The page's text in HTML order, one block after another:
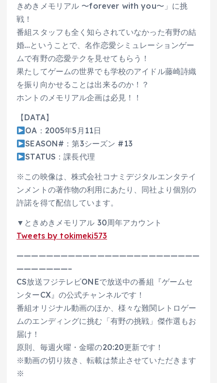
きめきメモリアル 〜forever with you〜」に挑
戦！
番組スタッフも全く知らされていなかった有野の結
婚…ということで、名作恋愛シミュレーションゲー
ムで有野の恋愛テクを見せてもらう！
果たしてゲームの世界でも学校のアイドル藤崎詩織
を振り向かせることは出来るのか！？
ホントのメモリアル企画は必見！！
【DATA】
OA：2005年5月11日
SEASON#：第3シーズン #13
STATUS：課長代理
※この映像は、株式会社コナミデジタルエンタテイ
ンメントの著作物の利用にあたり、同社より個別の
許諾を得て配信しています。
▼ときめきメモリアル 30周年アカウント
Tweets by tokimeki573
—————————————————————————
———————–
CS放送フジテレビONEで放送中の番組『ゲームセ
ンターCX』の公式チャンネルです！
番組オリジナル動画のほか、様々な難関レトロゲー
ムのエンディングに挑む「有野の挑戦」傑作選もお
届け！
原則、毎週火曜・金曜の20:20更新です！
※動画の切り抜き、転載は禁止させていただきます
※